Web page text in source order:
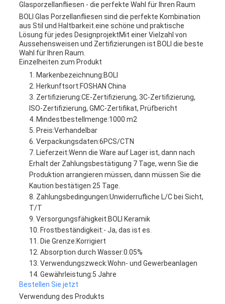
Glasporzellanfliesen - die perfekte Wahl für Ihren Raum
BOLI Glas Porzellanfliesen sind die perfekte Kombination
aus Stil und Haltbarkeit.eine schöne und praktische
Lösung für jedes DesignprojektMit einer Vielzahl von
Aussehensweisen und Zertifizierungen ist BOLI die beste
Wahl für Ihren Raum.
Einzelheiten zum Produkt
Markenbezeichnung:BOLI
Herkunftsort:FOSHAN China
Zertifizierung:CE-Zertifizierung, 3C-Zertifizierung,
ISO-Zertifizierung, GMC-Zertifikat, Prüfbericht
Mindestbestellmenge:1000 m2
Preis:Verhandelbar
Verpackungsdaten:6PCS/CTN
Lieferzeit:Wenn die Ware auf Lager ist, dann nach
Erhalt der Zahlungsbestätigung 7 Tage, wenn Sie die
Produktion arrangieren müssen, dann müssen Sie die
Kaution bestätigen 25 Tage.
Zahlungsbedingungen:Unwiderrufliche L/C bei Sicht,
T/T
Versorgungsfähigkeit:BOLI Keramik
Frostbeständigkeit:- Ja, das ist es.
Die Grenze:Korrigiert
Absorption durch Wasser:0.05%
Verwendungszweck:Wohn- und Gewerbeanlagen
Gewährleistung:5 Jahre
Bestellen Sie jetzt
Verwendung des Produkts